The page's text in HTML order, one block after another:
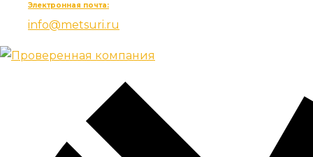
Электронная почта:
info@metsuri.ru